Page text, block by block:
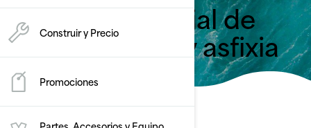
Construir y Precio
Promociones
Peligro potencial de
atrapamiento y asfixia